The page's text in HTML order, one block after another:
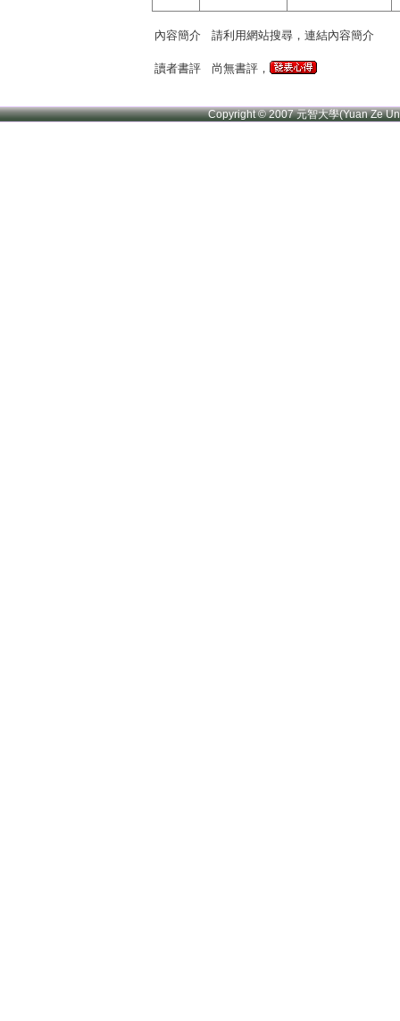
內容簡介 請利用網站搜尋，連結內容簡介
讀者書評 尚無書評，
Copyright © 2007 元智大學(Yuan Ze